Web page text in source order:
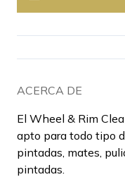
ACERCA DE
El Wheel & Rim
apto para todo tipo
pintadas, mates,
pintadas.